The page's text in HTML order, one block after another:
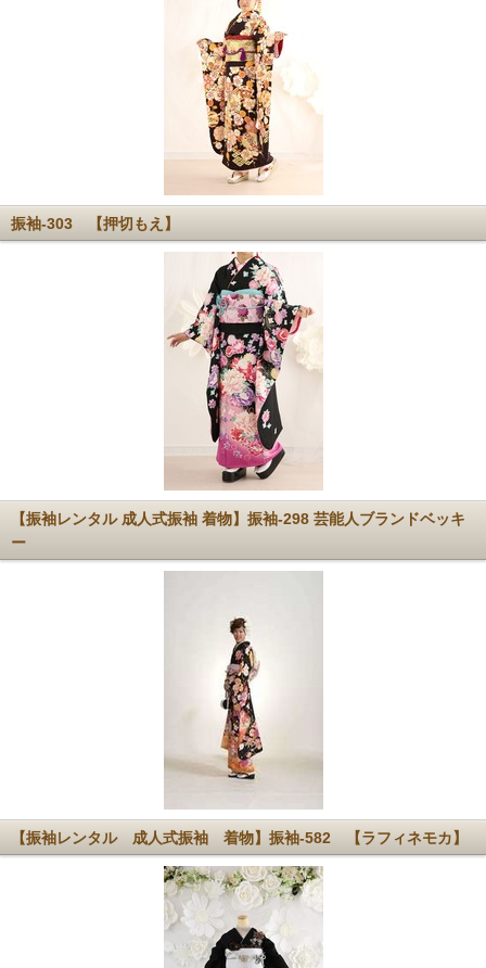
振袖-303 【押切もえ】
【振袖レンタル 成人式振袖 着物】振袖-298 芸能人ブランドベッキ
ー
【振袖レンタル 成人式振袖 着物】振袖-582 【ラフィネモカ】